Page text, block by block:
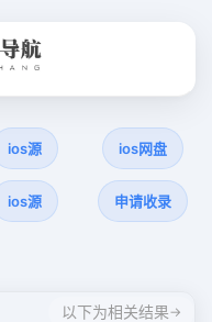
ios源 ios网盘
ios源 申请收录
以下为相关结果